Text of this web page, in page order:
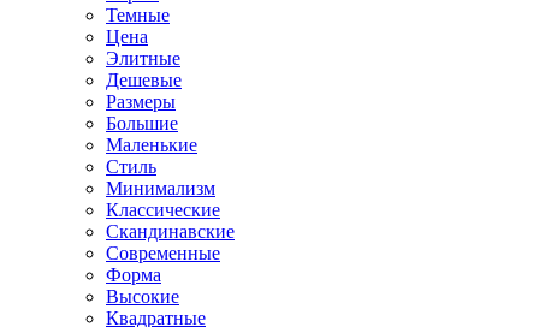
Темные
Цена
Элитные
Дешевые
Размеры
Большие
Маленькие
Стиль
Минимализм
Классические
Скандинавские
Современные
Форма
Высокие
Квадратные